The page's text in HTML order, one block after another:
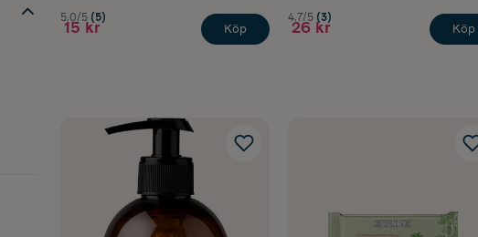
5.0/5 (5)
15 kr Köp
4.7/5 (3)
26 kr Köp